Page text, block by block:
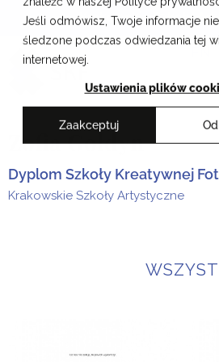
Jeśli odmówisz, Twoje informacje
śledzone podczas odwiedzania tej
internetowej.
Ustawienia plików
Zaakceptuj
Przejdź
treści
Krakowskie Szkoły
EN
Zofia Gołdyn
Dyplom Szkoły Kreatywnej
Krakowskie Szkoły Artystyczne